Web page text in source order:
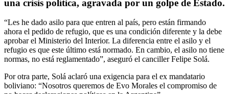
una crisis política, agravada por un golpe de Estado.
“Les he dado asilo para que entren al país, pero están firmando
ahora el pedido de refugio, que es una condición diferente y la debe
aprobar el Ministerio del Interior. La diferencia entre el asilo y el
refugio es que este último está normado. En cambio, el asilo no tiene
normas, no está reglamentado”, aseguró el canciller Felipe Solá.
Por otra parte, Solá aclaró una exigencia para el ex mandatario
boliviano: “Nosotros queremos de Evo Morales el compromiso de